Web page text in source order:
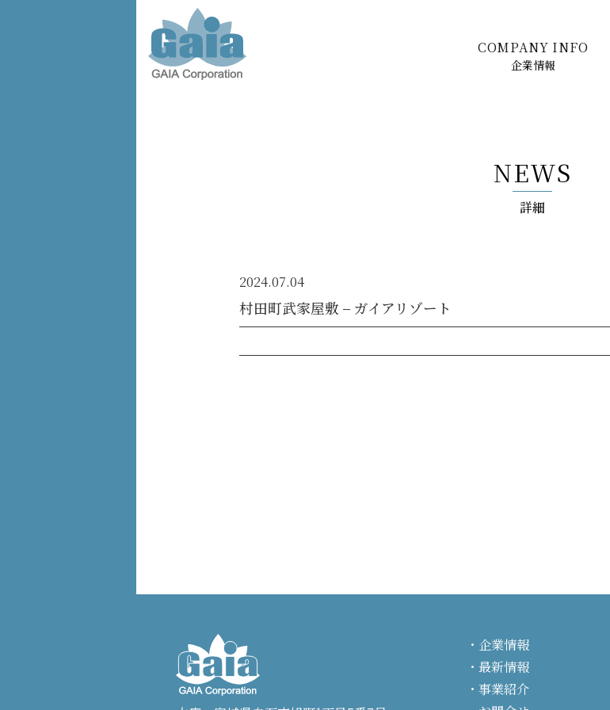
COMPANY INFO
企業情報
NEWS
詳細
2024.07.04
村田町武家屋敷 – ガイアリゾート
企業情報
最新情報
事業紹介